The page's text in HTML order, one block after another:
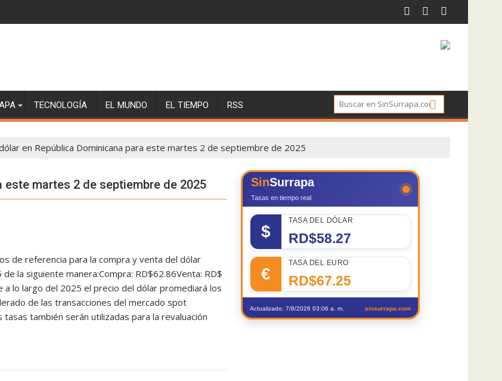
TECNOLOGÍA EL MUNDO EL TIEMPO RSS
en República Dominicana para este martes 2 de septiembre de 2025
este martes 2 de septiembre de 2025
de referencia para la compra y venta del dólar
la siguiente manera:Compra: RD$62.86Venta: RD$
a lo largo del 2025 el precio del dólar promediará los
de las transacciones del mercado spot
también serán utilizadas para la revaluación
SinSurrapa
Tasas en tiempo real
$
TASA DEL DÓLAR
RD$58.27
€
TASA DEL EURO
RD$67.25
Actualizado: 7/8/2026 03:06 a. m. sinsurrapa.com